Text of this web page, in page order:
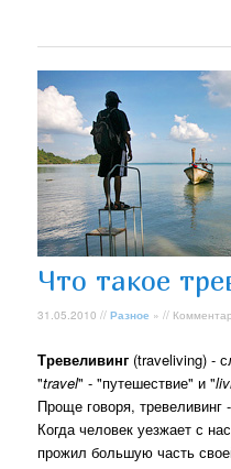
Что такое
31.05.2010 //Разное » //
Тревеливинг (traveliving) -
"travel" - "путешествие" и "
Проще говоря, тревеливинг
Когда человек уезжает с
прожил большую часть